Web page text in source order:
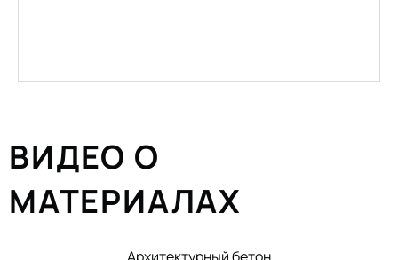
ВИДЕО О
МАТЕРИАЛАХ